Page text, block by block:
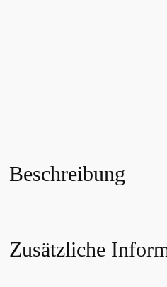
Beschreibung
Zusätzliche